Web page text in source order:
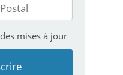
mises à jour